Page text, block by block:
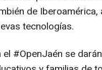
de
tecnologías.
el #OpenJaén se